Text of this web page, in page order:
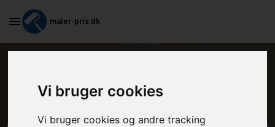
Vi bruger cookies
Vi bruger cookies og andre tracking
maler-pris.dk
S